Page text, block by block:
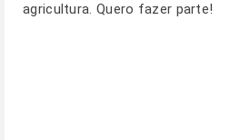
agricultura. Quero fazer parte!